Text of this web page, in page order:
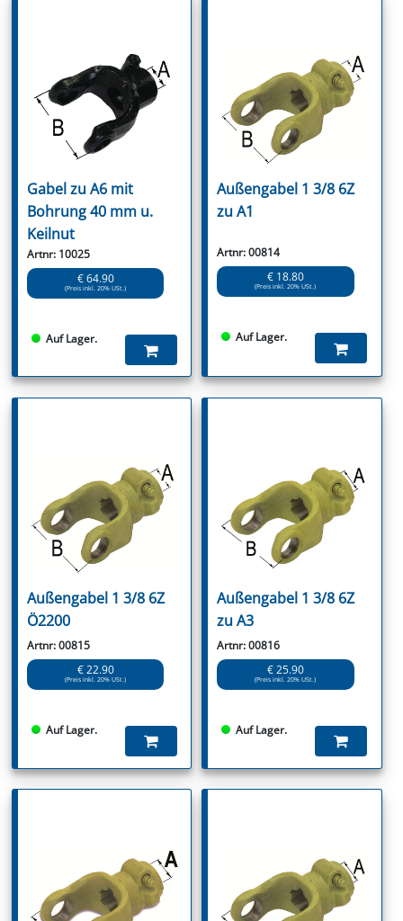
Gabel zu A6 mit
Bohrung 40 mm u.
Keilnut
Artnr: 10025
€ 64.90
(Preis inkl. 20% USt.)
Auf Lager.
Außengabel 1 3/8 6Z
zu A1
Artnr: 00814
€ 18.80
(Preis inkl. 20% USt.)
Auf Lager.
Außengabel 1 3/8 6Z
Ö2200
Artnr: 00815
€ 22.90
(Preis inkl. 20% USt.)
Auf Lager.
Außengabel 1 3/8 6Z
zu A3
Artnr: 00816
€ 25.90
(Preis inkl. 20% USt.)
Auf Lager.